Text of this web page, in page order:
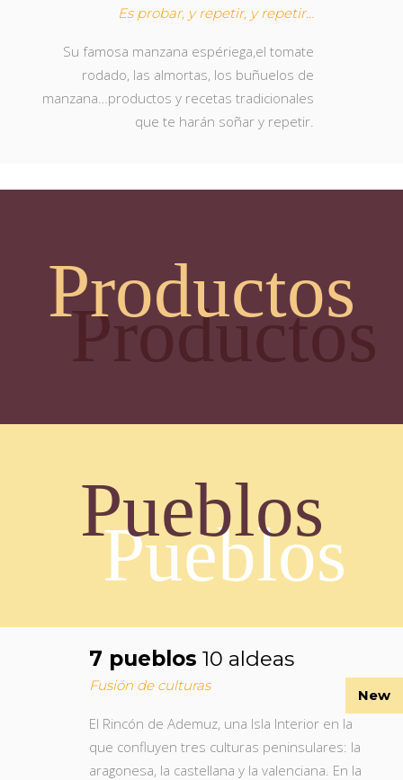
Es probar, y repetir, y repetir…
Su famosa manzana espériega,el tomate
rodado, las almortas, los buñuelos de
manzana…productos y recetas tradicionales
que te harán soñar y repetir.
Productos
Productos
Pueblos
Pueblos
7 pueblos 10 aldeas
Fusión de culturas
El Rincón de Ademuz, una Isla Interior en la
que confluyen tres culturas peninsulares: la
aragonesa, la castellana y la valenciana. En la
New